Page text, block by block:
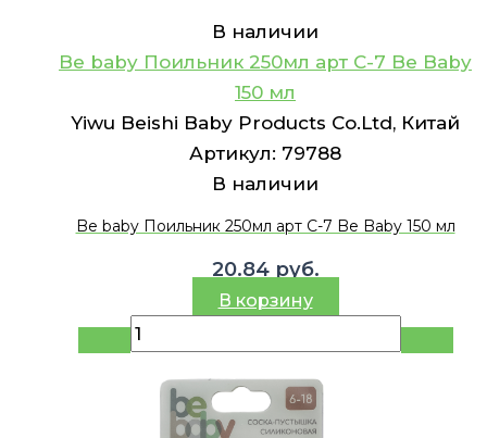
В наличии
Be baby Поильник 250мл арт C-7 Be Baby
150 мл
Yiwu Beishi Baby Products Co.Ltd, Китай
Артикул: 79788
В наличии
Be baby Поильник 250мл арт C-7 Be Baby 150 мл
20.84 руб.
В корзину